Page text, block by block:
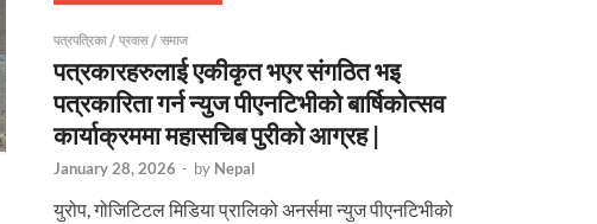
पत्रपत्रिका/प्रवास/समाज
पत्रकारहरुलाई एकीकृत भएर संगठित भइ
पत्रकारिता गर्न न्युज पीएनटिभीको बार्षिकोत्सव
कार्याक्रममा महासचिब पुरीको आग्रह |
January 28, 2026 - by Nepal
युरोप, गोजिटिटल मिडिया प्रालिको अनर्समा न्युज पीएनटिभीको